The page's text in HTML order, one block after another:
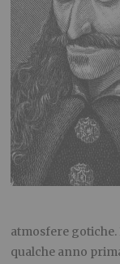
atmosfere gotiche.
qualche anno